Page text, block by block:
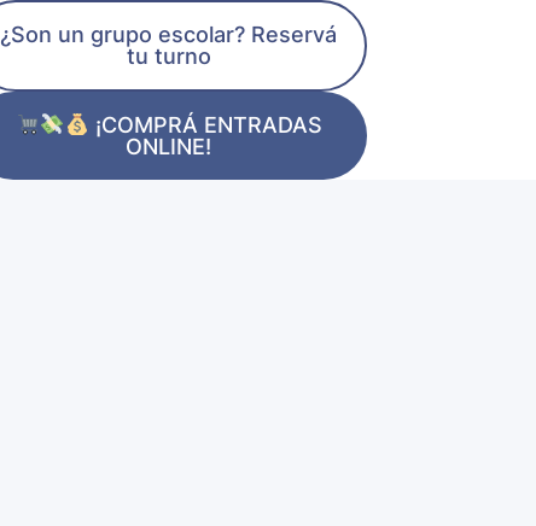
¿Son un grupo escolar? Reservá
tu turno
¡COMPRÁ ENTRADAS
ONLINE!